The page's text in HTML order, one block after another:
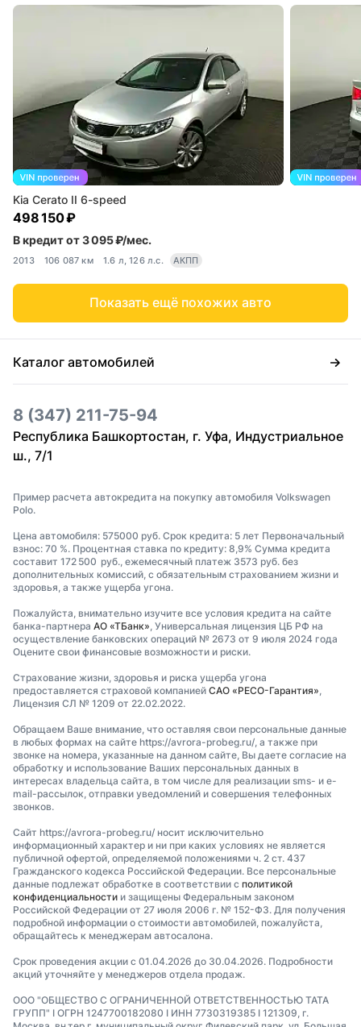
Kia Cerato II 6-speed
498 150 ₽
В кредит от 3 095 ₽/мес.
2013 106 087 км 1.6 л, 126 л.с. АКПП
Показать ещё похожих авто
Каталог автомобилей
8 (347) 211-75-94
Республика Башкортостан, г. Уфа, Индустриальное
ш., 7/1
Пример расчета автокредита на покупку автомобиля Volkswagen
Polo.
Цена автомобиля: 575000 руб. Срок кредита: 5 лет Первоначальный
взнос: 70 %. Процентная ставка по кредиту: 8,9% Сумма кредита
составит 172 500 руб., ежемесячный платеж 3573 руб. без
дополнительных комиссий, с обязательным страхованием жизни и
здоровья, а также ущерба угона.
Пожалуйста, внимательно изучите все условия кредита на сайте
банка-партнера АО «ТБанк», Универсальная лицензия ЦБ РФ на
осуществление банковских операций № 2673 от 9 июля 2024 года
Оцените свои финансовые возможности и риски.
Страхование жизни, здоровья и риска ущерба угона
предоставляется страховой компанией САО «РЕСО-Гарантия»,
Лицензия СЛ № 1209 от 22.02.2022.
Обращаем Ваше внимание, что оставляя свои персональные данные
в любых формах на сайте https://avrora-probeg.ru/, а также при
звонке на номера, указанные на данном сайте, Вы даете согласие на
обработку и использование Ваших персональных данных в
интересах владельца сайта, в том числе для реализации sms- и e-
mail-рассылок, отправки уведомлений и совершения телефонных
звонков.
Сайт https://avrora-probeg.ru/ носит исключительно
информационный характер и ни при каких условиях не является
публичной офертой, определяемой положениями ч. 2 ст. 437
Гражданского кодекса Российской Федерации. Все персональные
данные подлежат обработке в соответствии с политикой
конфиденциальности и защищены Федеральным законом
Российской Федерации от 27 июля 2006 г. № 152-ФЗ. Для получения
подробной информации о стоимости автомобилей, пожалуйста,
обращайтесь к менеджерам автосалона.
Срок проведения акции с 01.04.2026 до 30.04.2026. Подробности
акций уточняйте у менеджеров отдела продаж.
ООО "ОБЩЕСТВО С ОГРАНИЧЕННОЙ ОТВЕТСТВЕННОСТЬЮ ТАТА
ГРУПП" I ОГРН 1247700182080 I ИНН 7730319385 I 121309, г.